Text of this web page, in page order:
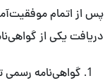
پس از اتمام
دریافت یکی از
گواهی‌نامه رسمی